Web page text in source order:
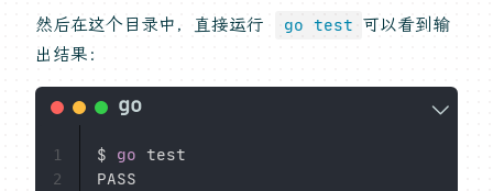
然后在这个目录中，直接运行 go test 可以看到输
出结果：
$ go test
PASS
1
2